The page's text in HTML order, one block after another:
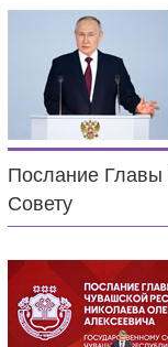
Послание Главы
Совету